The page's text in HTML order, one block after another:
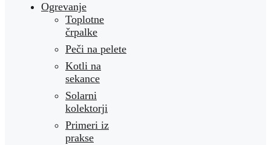
Ogrevanje
Toplotne
črpalke
Peči na pelete
Kotli na
sekance
Solarni
kolektorji
Primeri iz
prakse